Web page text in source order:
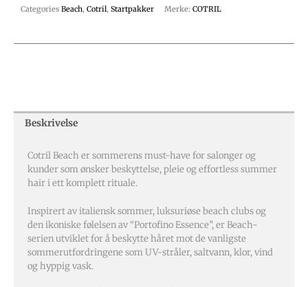
Categories Beach, Cotril, Startpakker Merke: COTRIL
Beskrivelse
Cotril Beach er sommerens must-have for salonger og
kunder som ønsker beskyttelse, pleie og effortless summer
hair i ett komplett rituale.
Inspirert av italiensk sommer, luksuriøse beach clubs og
den ikoniske følelsen av “Portofino Essence”, er Beach-
serien utviklet for å beskytte håret mot de vanligste
sommerutfordringene som UV-stråler, saltvann, klor, vind
og hyppig vask.